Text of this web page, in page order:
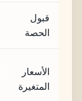
قبول
الحصة
الأسعار
المتغيرة